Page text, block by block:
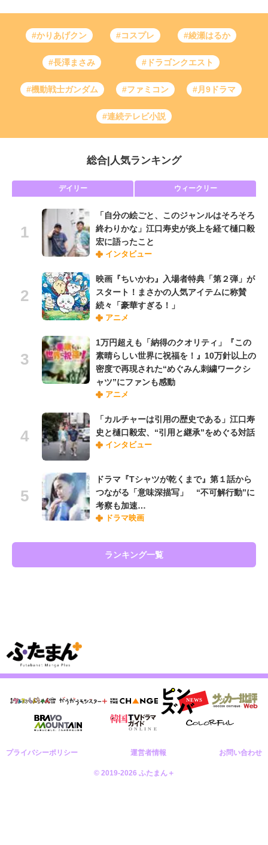
#かりあげクン #コスプレ #綾瀬はるか
#長澤まさみ #ドラゴンクエスト
#機動戦士ガンダム #ファミコン #月9ドラマ
#連続テレビ小説
総合 人気ランキング
デイリー ウィークリー
「自分の絵ごと、このジャンルはそろそろ
終わりかな」江口寿史が炎上を経て樋口毅
宏に語ったこと
インタビュー
映画『ちいかわ』入場者特典「第２弾」が
スタート！まさかの人気アイテムに称賛
続々「豪華すぎる！」
アニメ
1万円超えも「納得のクオリティ」『この
素晴らしい世界に祝福を！』10万針以上の
密度で再現された“めぐみん刺繍ワークシ
ャツ”にファンも感動
アニメ
「カルチャーは引用の歴史である」江口寿
史と樋口毅宏、“引用と継承”をめぐる対話
インタビュー
ドラマ『Tシャツが乾くまで』第１話から
つながる「意味深描写」 “不可解行動”に
考察も加速…
ドラマ映画
ランキング一覧
プライバシーポリシー 運営者情報 お問い合わせ
© 2019-2026 ふたまん＋